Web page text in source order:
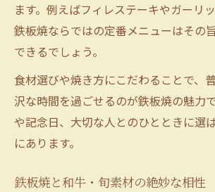
ます。例えばフィレステーキやガーリ
鉄板焼ならではの定番メニューはその
できるでしょう。
食材選びや焼き方にこだわることで、
沢な時間を過ごせるのが鉄板焼の魅力
や記念日、大切な人とのひとときに選
にあります。
鉄板焼と和牛・旬素材の絶妙な相性